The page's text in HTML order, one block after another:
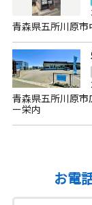
青森県五所川原市
青森県五所川原
ー栄内
お電